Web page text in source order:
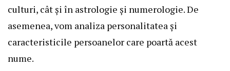
culturi, cât și în astrologie și numerologie. De
asemenea, vom analiza personalitatea și
caracteristicile persoanelor care poartă acest
nume.